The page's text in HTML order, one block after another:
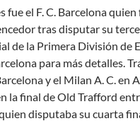
fue el F. C. Barcelona
tras disputar su
de la Primera División de
para más detalles.
y el Milan A. C. en
la final de Old Trafford
disputaba su cuarta